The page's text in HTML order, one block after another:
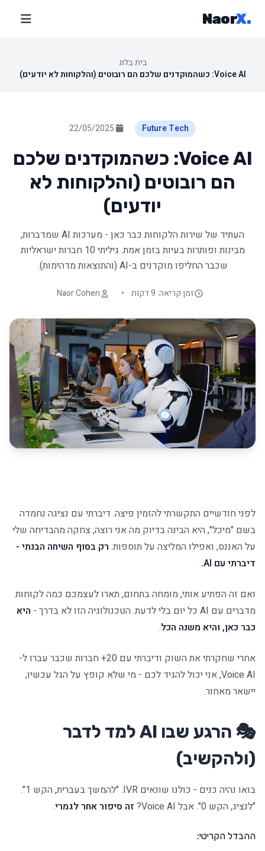
.
NaorX
בית›בלוג
Voice AI: כשהמוקדנים שלכם הם רובוטים (והלקוחות לא יודעים)
Future Tech
Voice AI: כשהמוקדנים שלכם
הם רובוטים (והלקוחות לא
יודעים)
העתיד של שירות הלקוחות כבר כאן - מערכות AI שמדברות,
מבינות ופותרות בעיות בזמן אמת. גיליתי 10 חברות ישראליות
שכבר החליפו מוקדנים ב-AI (והתוצאות מדהימות).
זמן קריאה: 9 דקות •
Naor Cohen
לפני חודשיים התקשרתי להזמין פיצה. דיברתי עם נציגה נחמדה
בשם "מיכל", היא הבינה בדיוק מה אני רוצה, צחקה מהבדיחה שלי
על האננס, ואפילו המליצה על תוספות. רק בסוף השיחה הבנתי -
דיברתי עם AI.
ואם זה הפתיע אותי, מומחה בתחום, תארו לעצמכם כמה לקוחות
מדברים עם AI כל יום בלי לדעת. הטכנולוגיה הזו לא בדרך -
היא
כבר כאן, והיא משנה הכל.
אחרי שחקרתי את השוק ודיברתי עם 20+ חברות שכבר עברו ל-
Voice AI, אני יכול להגיד לכם - מי שלא קופץ על הגל עכשיו,
יישאר מאחור.
🎭 הרגע שבו AI למד לדבר
(ולהקשיב)
בואו נהיה כנים - כולנו שונאים IVR. "להמשך בעברית, הקש 1".
"לנציג, הקש 0". אבל Voice AI?
זה סיפור אחר לגמרי.
ההבדל הקריטי: